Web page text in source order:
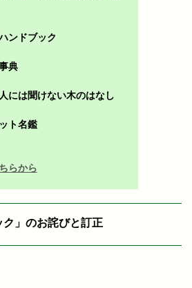
ンドブック
典
には聞けない木のはなし
ト名鑑
らから
ク」のお詫びと訂正